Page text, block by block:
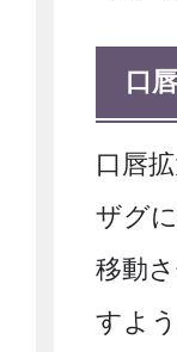
口
口唇
ザグ
移動
すよ